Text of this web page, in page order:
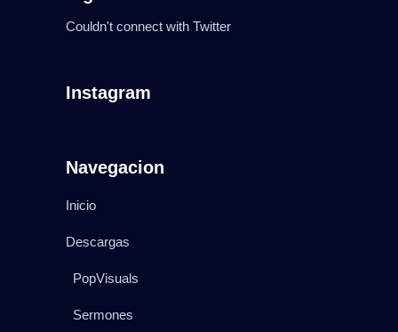
Couldn't connect with Twitter
Instagram
Navegacion
Inicio
Descargas
PopVisuals
Sermones